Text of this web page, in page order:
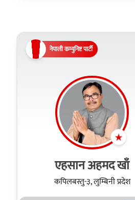
नेपाली कम्युनिष्ट पार्टी
एहसान अहमद खाँ
कपिलबस्तु-३, लुम्बिनी प्रदेश